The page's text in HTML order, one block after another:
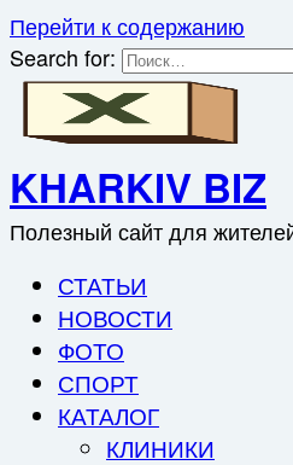
Перейти к содержанию
Search for:
KHARKIV BIZ
Полезный сайт для
СТАТЬИ
НОВОСТИ
ФОТО
СПОРТ
КАТАЛОГ
КЛИНИКИ